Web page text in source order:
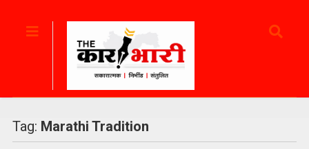
Tag: Marathi Tradition